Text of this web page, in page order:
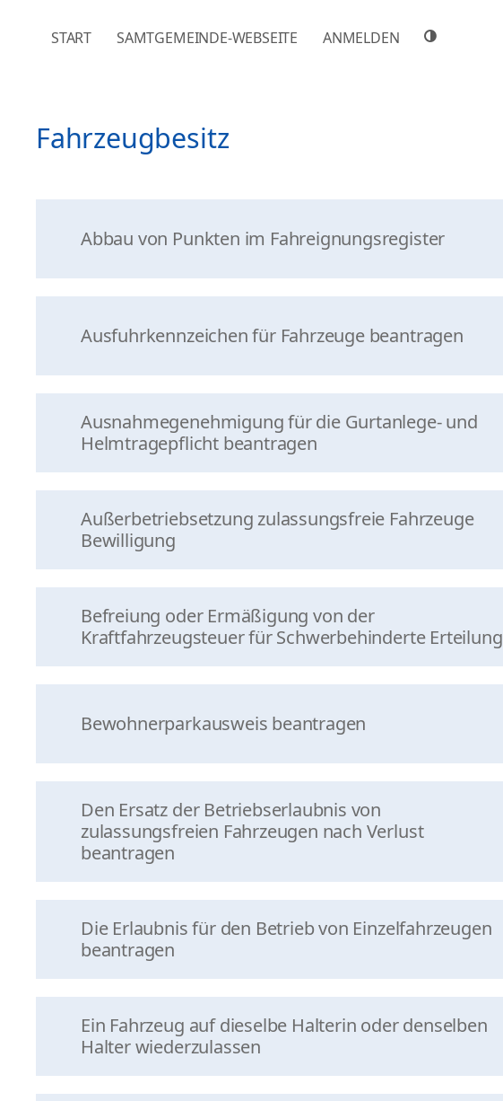
NAVIGATION ÜBERSPRINGEN
START SAMTGEMEINDE-WEBSEITE ANMELDEN
Fahrzeugbesitz
Abbau von Punkten im Fahreignungsregister
Ausfuhrkennzeichen für Fahrzeuge beantragen
Ausnahmegenehmigung für die Gurtanlege- und
Helmtragepflicht beantragen
Außerbetriebsetzung zulassungsfreie Fahrzeuge
Bewilligung
Befreiung oder Ermäßigung von der
Kraftfahrzeugsteuer für Schwerbehinderte Erteilung
Bewohnerparkausweis beantragen
Den Ersatz der Betriebserlaubnis von
zulassungsfreien Fahrzeugen nach Verlust
beantragen
Die Erlaubnis für den Betrieb von Einzelfahrzeugen
beantragen
Ein Fahrzeug auf dieselbe Halterin oder denselben
Halter wiederzulassen